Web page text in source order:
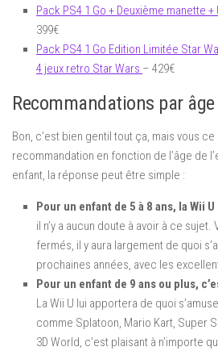
Pack PS4 1 Go + Deuxième manette
399€
Pack PS4 1 Go Edition Limitée Star
4 jeux retro Star Wars – 429€
Recommandations par âge
Bon, c’est bien gentil tout ça, mais vous
recommandation en fonction de l’âge de
enfant, la réponse peut être simple :
Pour un enfant de 5 à 8 ans, la Wii
il n’y a aucun doute à avoir à ce
fermés, il y aura largement de quoi
prochaines années, avec les
Pour un enfant de 9 ans ou plus,
La Wii U lui apportera de quoi
comme Splatoon, Mario Kart, Super
3D World, c’est plaisant à n’importe